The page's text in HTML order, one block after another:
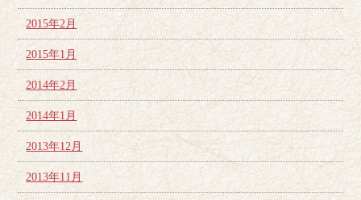
2015年2月
2015年1月
2014年2月
2014年1月
2013年12月
2013年11月